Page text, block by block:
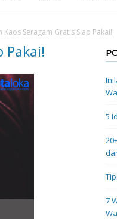
Seragam Gratis Siap Pakai!
Pakai!
5
7